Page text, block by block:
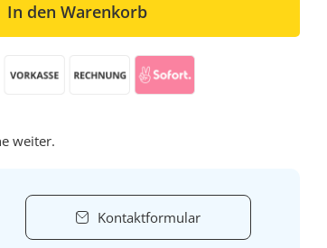
In den Warenkorb
weiter.
Kontaktformular